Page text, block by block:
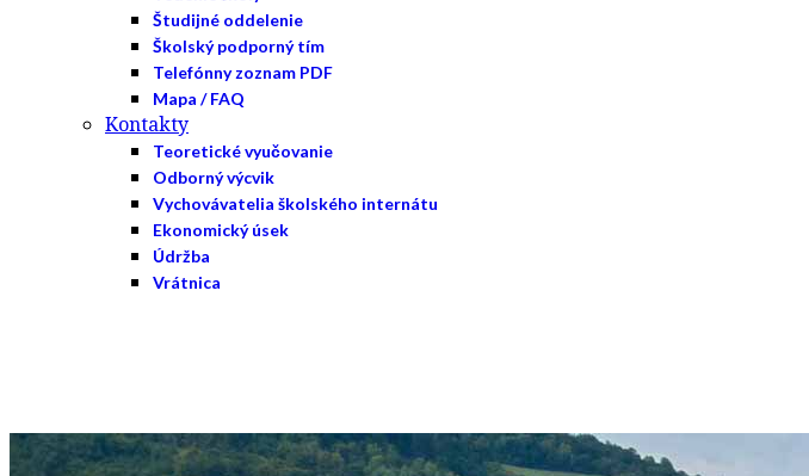
Študijné oddelenie
Školský podporný tím
Telefónny zoznam PDF
Mapa / FAQ
Kontakty
Teoretické vyučovanie
Odborný výcvik
Vychovávatelia školského internátu
Ekonomický úsek
Údržba
Vrátnica